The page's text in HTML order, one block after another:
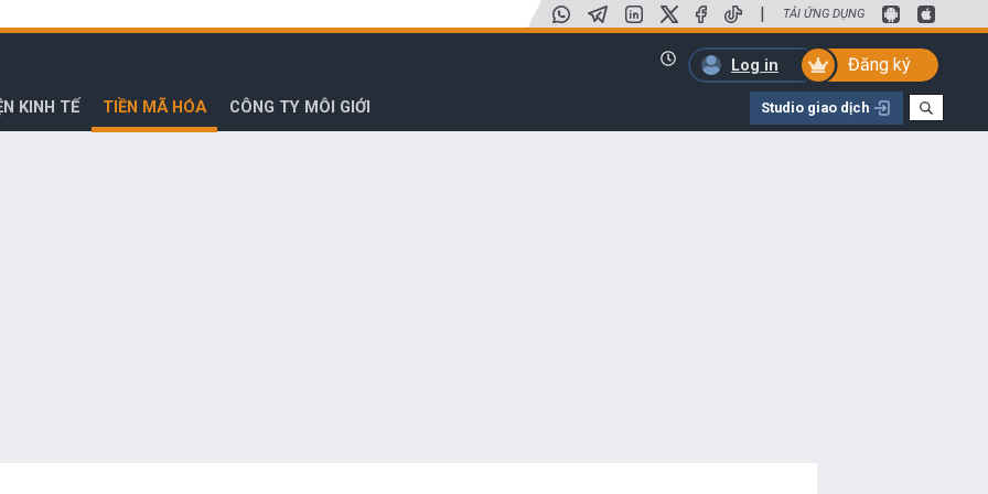
| TẢI ỨNG DỤNG
Log in
Đăng ký
KINH TẾ TIỀN MÃ HÓA CÔNG TY MÔI GIỚI Studio giao dịch